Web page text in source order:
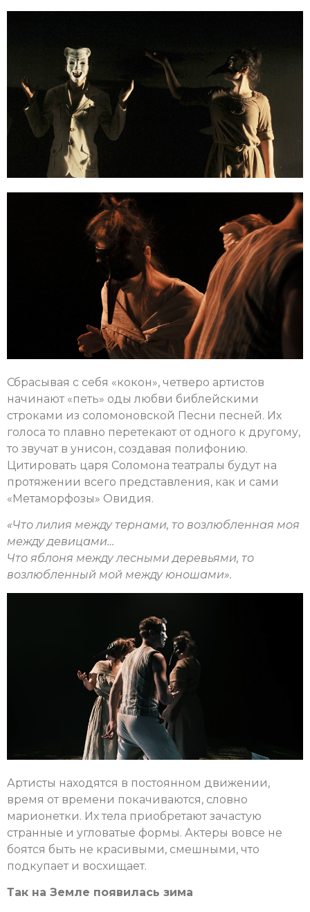
Сбрасывая с себя «кокон», четверо артистов
начинают «петь» оды любви библейскими
строками из соломоновской Песни песней. Их
голоса то плавно перетекают от одного к другому,
то звучат в унисон, создавая полифонию.
Цитировать царя Соломона театралы будут на
протяжении всего представления, как и сами
«Метаморфозы» Овидия.
«Что лилия между тернами, то возлюбленная моя
между девицами…
Что яблоня между лесными деревьями, то
возлюбленный мой между юношами».
Артисты находятся в постоянном движении,
время от времени покачиваются, словно
марионетки. Их тела приобретают зачастую
странные и угловатые формы. Актеры вовсе не
боятся быть не красивыми, смешными, что
подкупает и восхищает.
Так на Земле появилась зима